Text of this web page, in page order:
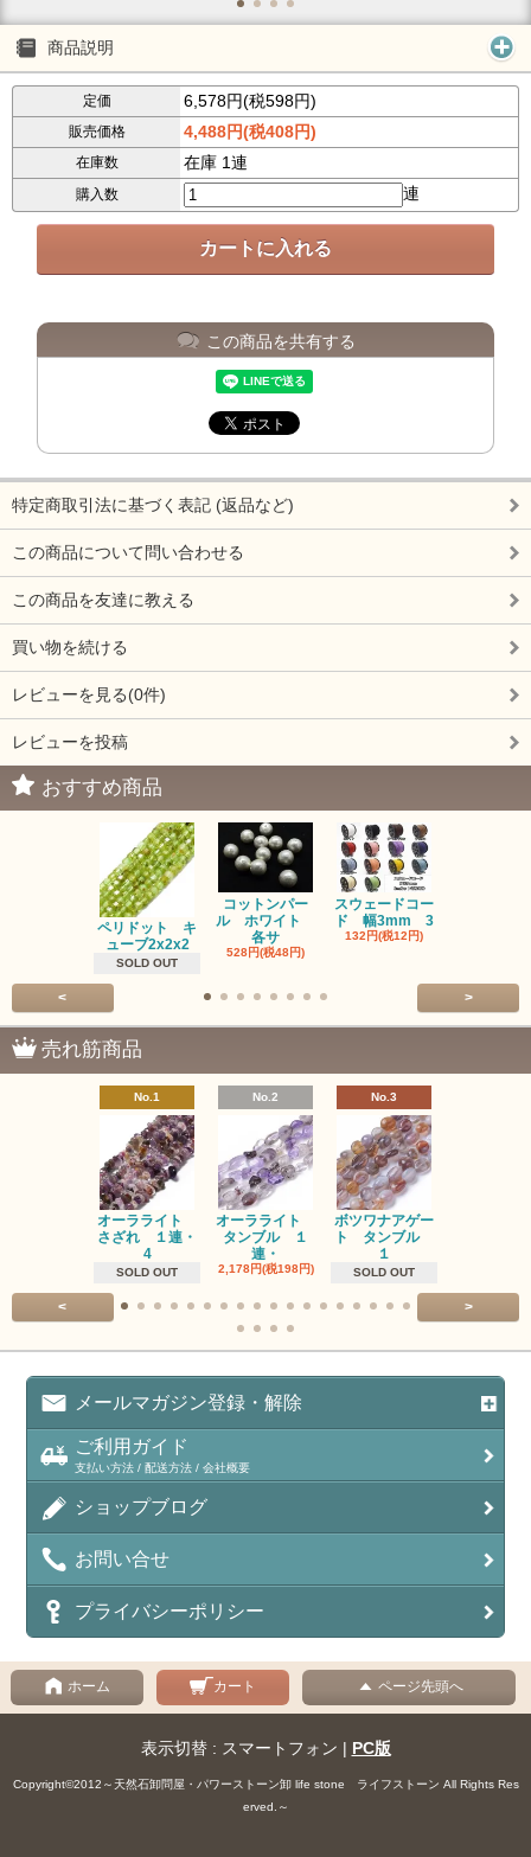
商品説明
定価 6,578円(税598円)
販売価格 4,488円(税408円)
在庫数 在庫 1連
購入数 連
この商品を共有する
特定商取引法に基づく表記 (返品など)
この商品について問い合わせる
この商品を友達に教える
買い物を続ける
レビューを見る(0件)
レビューを投稿
おすすめ商品
ペリドット キ
ューブ2x2x2
SOLD OUT
コットンパー
ル ホワイト
各サ
528円(税48円)
スウェードコー
ド 幅3mm 3
132円(税12円)
< >
売れ筋商品
No.1
オーラライト
さざれ １連・
4
SOLD OUT
No.2
オーラライト
タンブル １
連・
2,178円(税198円)
No.3
ボツワナアゲー
ト タンブル
１
SOLD OUT
< >
メールマガジン登録・解除
ご利用ガイド
支払い方法 / 配送方法 / 会社概要
ショップブログ
お問い合せ
プライバシーポリシー
ホーム カート ページ先頭へ
表示切替 : スマートフォン | PC版
Copyright©2012～天然石卸問屋・パワーストーン卸 life stone ライフストーン All Rights Res
erved.～